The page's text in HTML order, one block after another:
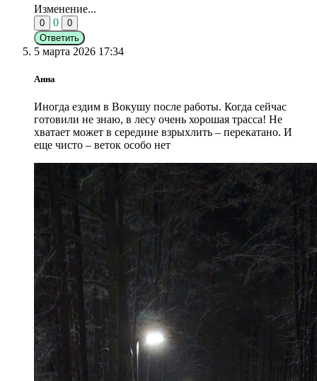
Изменение...
0 0
0
Ответить
5 марта 2026 17:34
Анна
Иногда ездим в Вокушу после работы. Когда сейчас
готовили не знаю, в лесу очень хорошая трасса! Не
хватает может в середине взрыхлить – перекатано. И
еще чисто – веток особо нет